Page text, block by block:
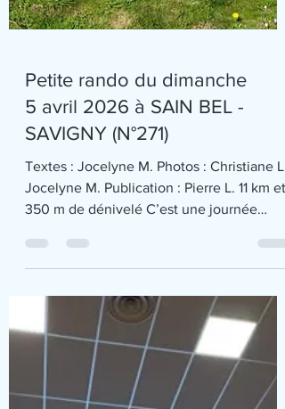
Petite rando du dimanche
5 avril 2026 à SAIN BEL -
350 m de dénivelé C’est une journée
estivale qui était annoncée en ce
dimanche de Pâques et nous comptions
bien tous en profiter sur cette petite rando
entre Sain Bel et Savigny. Plusieurs